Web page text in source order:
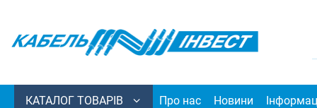
КАТАЛОГ ТОВАРІВ Про нас Новини